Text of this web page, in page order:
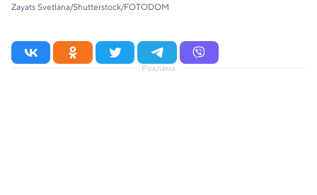
Zayats Svetlana/Shutterstock/FOTODOM
Реклама